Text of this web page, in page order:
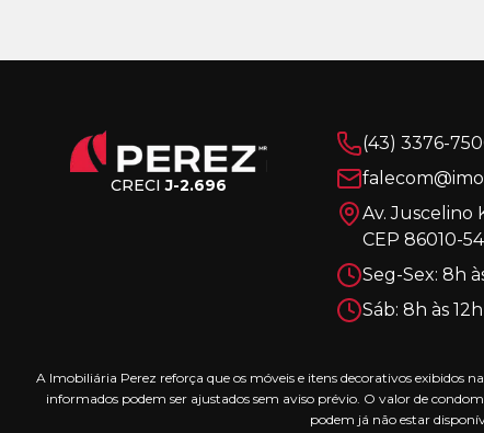
CRECIJ-2.696
(43) 3376-
Av. Juscelino
CEP 86010-
Seg-Sex: 8h
Sáb: 8h às 12h
A Imobiliária Perez reforça que os móveis e itens decorativos exibidos
informados podem ser ajustados sem aviso prévio. O valor de
podem já não estar